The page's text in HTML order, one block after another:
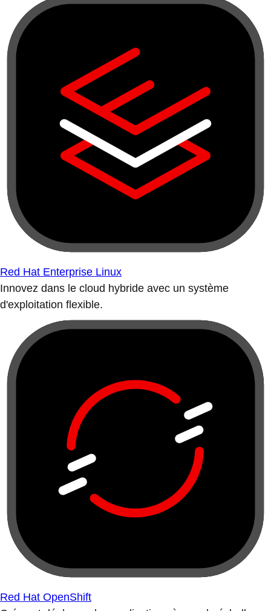
Red Hat Enterprise Linux
Innovez dans le cloud hybride avec un système
d'exploitation flexible.
Red Hat OpenShift